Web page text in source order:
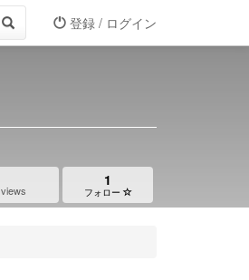
登録 / ログイン
views
1
フォロー